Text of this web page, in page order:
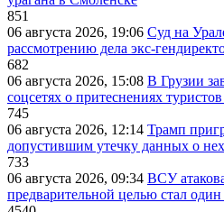
851
06 августа 2026, 19:06 Суд на
рассмотрению дела экс-
682
06 августа 2026, 15:08 В Грузии
соцсетях о притеснениях
745
06 августа 2026, 12:14 Трамп
допустившим утечку данных о
733
06 августа 2026, 09:34 ВСУ
предварительной целью стал